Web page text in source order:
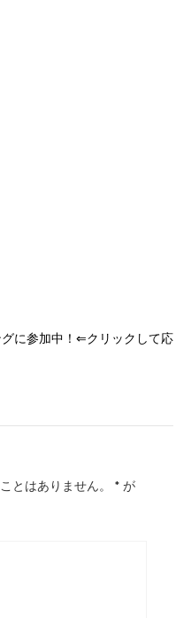
に参加中！⇐クリックして応
とはありません。 * が